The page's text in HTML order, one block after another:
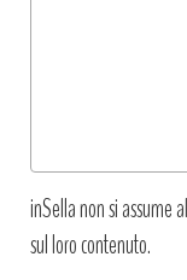
inSella non si assume
sul loro contenuto.